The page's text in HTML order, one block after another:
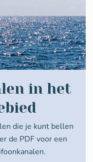
in het
die je kunt bellen
de PDF voor een